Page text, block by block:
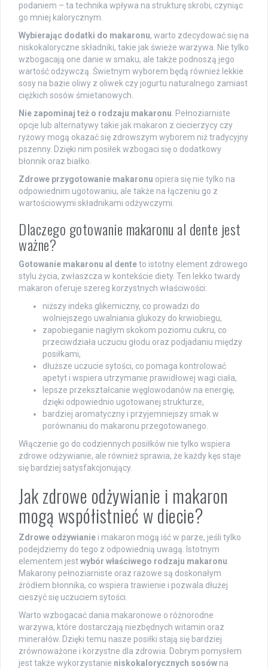
podaniem – ta technika wpływa na strukturę skrobi, czyniąc
go mniej kalorycznym.
Wybierając dodatki do makaronu, warto zdecydować się na
niskokaloryczne składniki, takie jak świeże warzywa. Nie tylko
wzbogacają one danie w smaku, ale także podnoszą jego
wartość odżywczą. Świetnym wyborem będą również lekkie
sosy na bazie oliwy z oliwek czy jogurtu naturalnego zamiast
ciężkich sosów śmietanowych.
Nie zapominaj też o rodzaju makaronu. Pełnoziarniste
opcje lub alternatywy takie jak makaron z ciecierzycy czy
ryżowy mogą okazać się zdrowszym wyborem niż tradycyjny
pszenny. Dzięki nim posiłek wzbogaci się o dodatkowy
błonnik oraz białko.
Zdrowe przygotowanie makaronu opiera się nie tylko na
odpowiednim ugotowaniu, ale także na łączeniu go z
wartościowymi składnikami odżywczymi.
Dlaczego gotowanie makaronu al dente jest
ważne?
Gotowanie makaronu al denteto istotny element zdrowego
stylu życia, zwłaszcza w kontekście diety. Ten lekko twardy
makaron oferuje szereg korzystnych właściwości:
niższy indeks glikemiczny, co prowadzi do
wolniejszego uwalniania glukozy do krwiobiegu,
zapobieganie nagłym skokom poziomu cukru, co
przeciwdziała uczuciu głodu oraz podjadaniu między
posiłkami,
dłuższe uczucie sytości, co pomaga kontrolować
apetyt i wspiera utrzymanie prawidłowej wagi ciała,
lepsze przekształcanie węglowodanów na energię,
dzięki odpowiednio ugotowanej strukturze,
bardziej aromatyczny i przyjemniejszy smak w
porównaniu do makaronu przegotowanego.
Włączenie go do codziennych posiłków nie tylko wspiera
zdrowe odżywianie, ale również sprawia, że każdy kęs staje
się bardziej satysfakcjonujący.
Jak zdrowe odżywianie i makaron
mogą współistnieć w diecie?
Zdrowe odżywianie i makaron mogą iść w parze, jeśli tylko
podejdziemy do tego z odpowiednią uwagą. Istotnym
elementem jestwybór właściwego rodzaju makaronu.
Makarony pełnoziarniste oraz razowe są doskonałym
źródłem błonnika, co wspiera trawienie i pozwala dłużej
cieszyć się uczuciem sytości.
Warto wzbogacać dania makaronowe o różnorodne
warzywa, które dostarczają niezbędnych witamin oraz
minerałów. Dzięki temu nasze posiłki stają się bardziej
zrównoważone i korzystne dla zdrowia. Dobrym pomysłem
jest także wykorzystanie niskokalorycznych sosów na